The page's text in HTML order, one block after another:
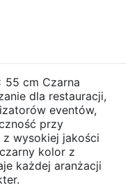
55 cm Czarna
dla restauracji,
eventów,
przy
z wysokiej jakości
kolor z
każdej aranżacji